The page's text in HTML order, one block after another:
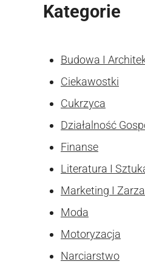
Kategorie
Budowa I
Ciekawostki
Cukrzyca
Działalność
Finanse
Literatura I
Marketing I
Moda
Motoryzacja
Narciarstwo